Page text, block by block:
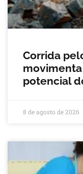
Corrida
potencial
8 de agosto de 2026